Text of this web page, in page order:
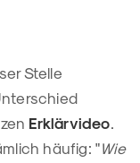
Stelle
Erklärvideo.
häufig: "Wie